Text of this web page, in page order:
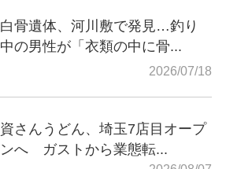
白骨遺体、河川敷で発見…釣り
中の男性が「衣類の中に骨...
2026/07/18
資さんうどん、埼玉7店目オープ
ンへ ガストから業態転...